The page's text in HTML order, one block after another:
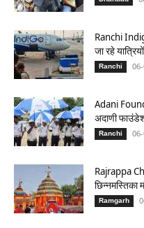
Ranchi
जा रहे
Ranchi
Adani
अदाणी
Ranchi
Rajrappa
Ramgarh